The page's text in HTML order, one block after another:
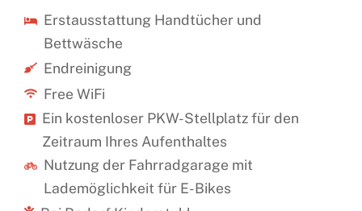
Erstausstattung Handtücher und
Bettwäsche
Endreinigung
Free WiFi
Ein kostenloser PKW-Stellplatz für den
Zeitraum Ihres Aufenthaltes
Nutzung der Fahrradgarage mit
Lademöglichkeit für E-Bikes